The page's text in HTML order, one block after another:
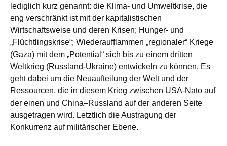
lediglich kurz genannt: die Klima- und Umweltkrise, die
eng verschränkt ist mit der kapitalistischen
Wirtschaftsweise und deren Krisen; Hunger- und
„Flüchtlingskrise“; Wiederaufflammen „regionaler“ Kriege
(Gaza) mit dem „Potential“ sich bis zu einem dritten
Weltkrieg (Russland-Ukraine) entwickeln zu können. Es
geht dabei um die Neuaufteilung der Welt und der
Ressourcen, die in diesem Krieg zwischen USA-Nato auf
der einen und China–Russland auf der anderen Seite
ausgetragen wird. Letztlich die Austragung der
Konkurrenz auf militärischer Ebene.